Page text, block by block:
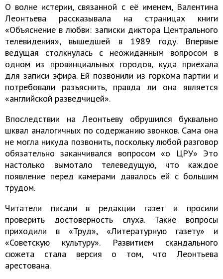
О волне истерии, связанной с её именем, Валентина
Леонтьева рассказывала на страницах книги
«Объяснение в любви: записки диктора Центрального
телевидения», вышедшей в 1989 году. Впервые
ведущая столкнулась с неожиданным вопросом в
одном из провинциальных городов, куда приехала
для записи эфира. Ей позвонили из горкома партии и
потребовали разъяснить, правда ли она является
«английской разведчицей».
Впоследствии на Леонтьеву обрушился буквально
шквал аналогичных по содержанию звонков. Сама она
не могла никуда позвонить, поскольку любой разговор
обязательно заканчивался вопросом «о ЦРУ» Это
настолько вымотало телеведущую, что каждое
появление перед камерами давалось ей с большим
трудом.
Читатели писали в редакции газет и просили
проверить достоверность слуха. Такие вопросы
приходили в «Труд», «Литературную газету» и
«Советскую культуру». Развитием скандального
сюжета стала версия о том, что Леонтьева
арестована.